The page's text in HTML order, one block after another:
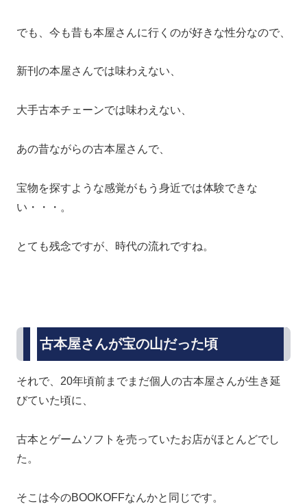
でも、今も昔も本屋さんに行くのが好きな性分なので、
新刊の本屋さんでは味わえない、
大手古本チェーンでは味わえない、
あの昔ながらの古本屋さんで、
宝物を探すような感覚がもう身近では体験できな
い・・・。
とても残念ですが、時代の流れですね。
古本屋さんが宝の山だった頃
それで、20年頃前までまだ個人の古本屋さんが生き延
びていた頃に、
古本とゲームソフトを売っていたお店がほとんどでし
た。
そこは今のBOOKOFFなんかと同じです。